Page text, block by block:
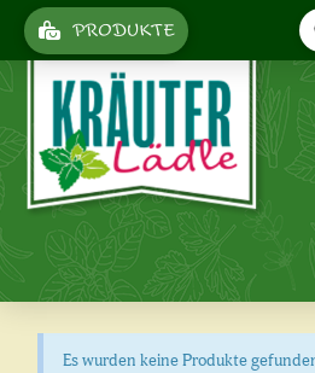
PRODUKTE
Es wurden keine Produkte